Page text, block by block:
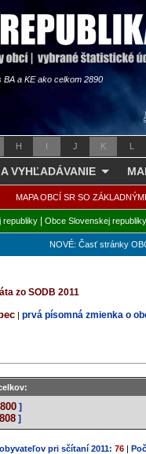
a KE ako celkom 2890
H I J K L
VYHĽADÁVANIE
MAPA OBCÍ SR SO
republiky| Obce Slovenskej republiky
NOVÉ: Časť stránky
zo SODB 2011
| prvá písomná zmienka o
800 ]
808 ]
pri sčítaní 2011: 76 |